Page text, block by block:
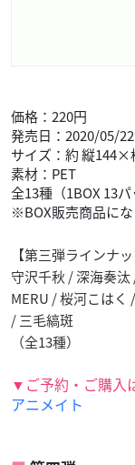
価格：220円
発売日：2020/05/22
サイズ：約 縦144×
素材：PET
全13種（1BOX 13パ
※BOX販売商品にな
【第三弾ラインナッ
守沢千秋 / 深海奏
MERU / 桜河こは
/ 三毛縞斑
（全13種）
▼ご予約・ご購入
アニメイト